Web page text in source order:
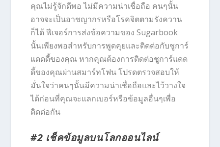
คุณไม่รู้จักดีพอ ไม่มีความน่าเชื่อถือ คนๆนั้น
อาจจะเป็นอาชญากรหรือโรคจิตตามรังควาน
ก็ได้ ฟีเจอร์การส่งข้อความของ Sugarbook
นั้นเพียงพอสำหรับการพูดคุยและติดต่อกับชูการ์
แดดดี้ของคุณ หากคุณต้องการติดต่อชูการ์แดด
ดี้ของคุณผ่านสมาร์ทโฟน โปรดตรวจสอบให้
มั่นใจว่าคนๆนั้นมีความน่าเชื่อถือและไว้วางใจ
ได้ก่อนที่คุณจะแลกเบอร์หรือข้อมูลอื่นๆเพื่อ
ติดต่อกัน
#2 เช็คข้อมูลบนโลกออนไลน์